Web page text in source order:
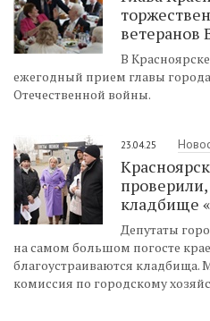
ветеранов
В
ежегодный прием главы
Отечественной войны.
23.04.25
кладбище
Депутаты
на самом большом погосте
благоустраиваются кладбища.
комиссия по городскому